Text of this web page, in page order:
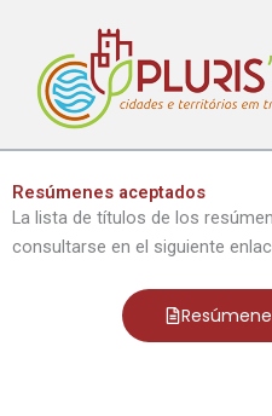
contenido
Resúmenes aceptados
La lista de títulos de los
consultarse en el siguiente